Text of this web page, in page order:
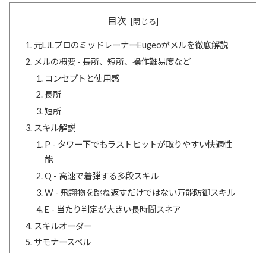
目次
元LJLプロのミッドレーナーEugeoがメルを徹底解説
メルの概要 - 長所、短所、操作難易度など
コンセプトと使用感
長所
短所
スキル解説
P - タワー下でもラストヒットが取りやすい快適性
能
Q - 高速で着弾する多段スキル
W - 飛翔物を跳ね返すだけではない万能防御スキル
E - 当たり判定が大きい長時間スネア
スキルオーダー
サモナースペル